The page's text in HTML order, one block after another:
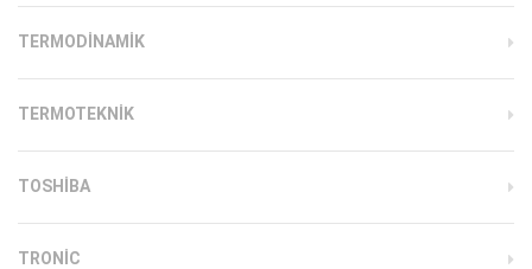
TERMODINAMIK
TERMOTEKNIK
TOSHIBA
TRONIC